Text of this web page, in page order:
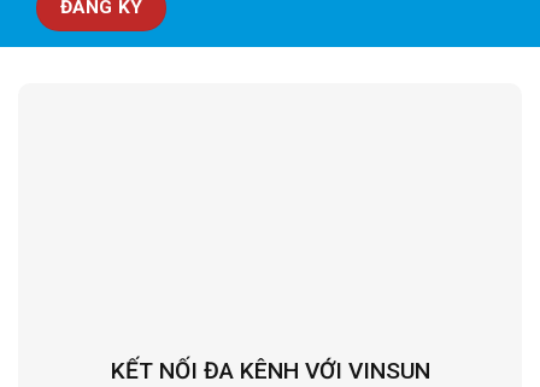
KẾT NỐI ĐA KÊNH VỚI VINSUN